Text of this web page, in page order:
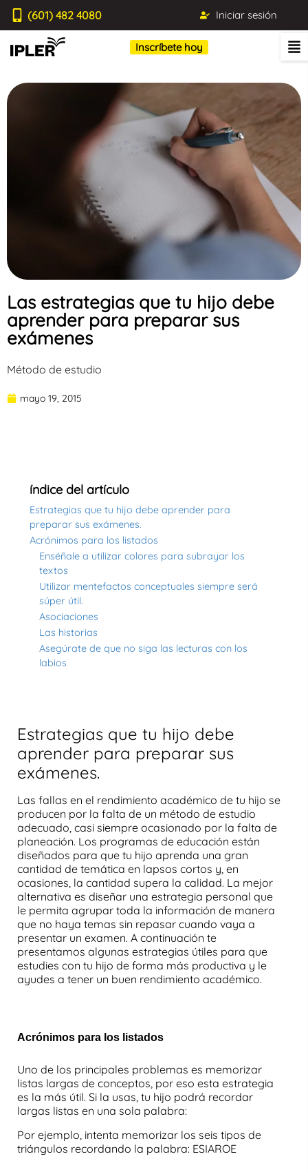
(601) 482 4080 Iniciar sesión
Inscríbete hoy
Las estrategias que tu hijo debe
aprender para preparar sus
exámenes
Método de estudio
mayo 19, 2015
índice del artículo
Estrategias que tu hijo debe aprender para
preparar sus exámenes.
Acrónimos para los listados
Enséñale a utilizar colores para subrayar los
textos
Utilizar mentefactos conceptuales siempre será
súper útil.
Asociaciones
Las historias
Asegúrate de que no siga las lecturas con los
labios
Estrategias que tu hijo debe
aprender para preparar sus
exámenes.
Las fallas en el rendimiento académico de tu hijo se
producen por la falta de un método de estudio
adecuado , casi siempre ocasionado por la falta de
planeación. Los programas de educación están
diseñados para que tu hijo aprenda una gran
cantidad de temática en lapsos cortos y, en
ocasiones, la cantidad supera la calidad. La mejor
alternativa es diseñar una estrategia personal que
le permita agrupar toda la información de manera
que no haya temas sin repasar cuando vaya a
presentar un examen. A continuación te
presentamos algunas estrategias útiles para que
estudies con tu hijo de forma más productiva y le
ayudes a tener un buen rendimiento académico.
Acrónimos para los listados
Uno de los principales problemas es memorizar
listas largas de conceptos, por eso esta estrategia
es la más útil. Si la usas, tu hijo podrá recordar
largas listas en una sola palabra:
Por ejemplo, intenta memorizar los seis tipos de
triángulos recordando la palabra: ESIAROE